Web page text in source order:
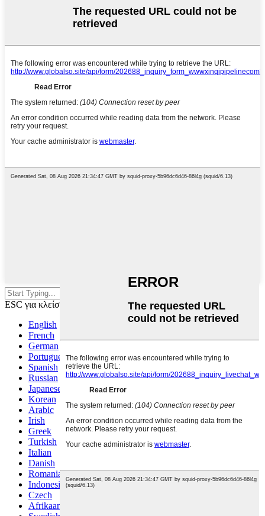
ESC για κλείσιμο
English
French
German
Portuguese
Spanish
Russian
Japanese
Korean
Arabic
Irish
Greek
Turkish
Italian
Danish
Romanian
Indonesian
Czech
Afrikaans